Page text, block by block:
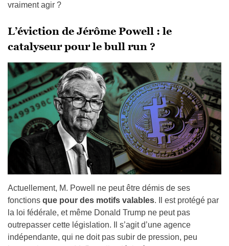
vraiment agir ?
L’éviction de Jérôme Powell : le
catalyseur pour le bull run ?
Actuellement, M. Powell ne peut être démis de ses
fonctions que pour des motifs valables. Il est protégé par
la loi fédérale, et même Donald Trump ne peut pas
outrepasser cette législation. Il s’agit d’une agence
indépendante, qui ne doit pas subir de pression, peu